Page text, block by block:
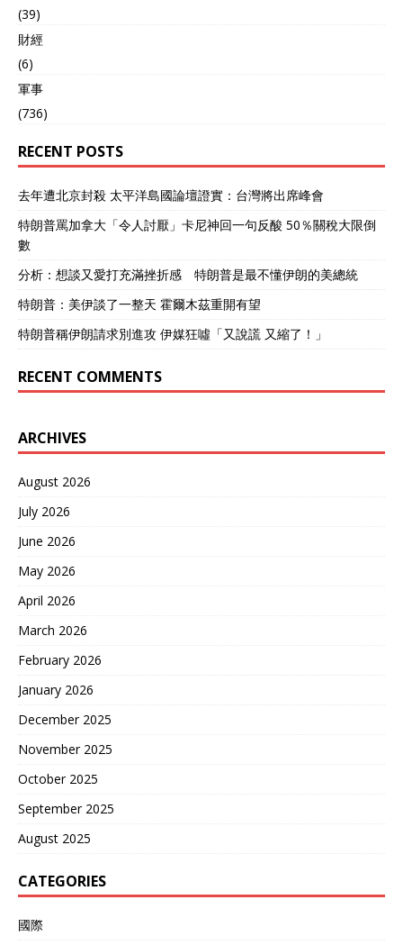
(39)
財經
(6)
軍事
(736)
RECENT POSTS
去年遭北京封殺 太平洋島國論壇證實：台灣將出席峰會
特朗普罵加拿大「令人討厭」卡尼神回一句反酸 50％關稅大限倒
數
分析：想談又愛打充滿挫折感 特朗普是最不懂伊朗的美總統
特朗普：美伊談了一整天 霍爾木茲重開有望
特朗普稱伊朗請求別進攻 伊媒狂噓「又說謊 又縮了！」
RECENT COMMENTS
ARCHIVES
August 2026
July 2026
June 2026
May 2026
April 2026
March 2026
February 2026
January 2026
December 2025
November 2025
October 2025
September 2025
August 2025
CATEGORIES
國際